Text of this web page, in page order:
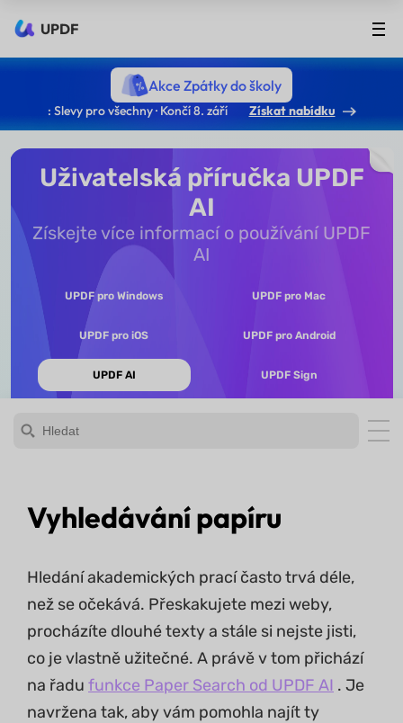
UPDF
Akce Zpátky do školy
: Slevy pro všechny · Končí 8. září Získat nabídku
Uživatelská příručka UPDF
AI
Získejte více informací o používání UPDF
AI
UPDF pro Windows UPDF pro Mac
UPDF pro iOS UPDF pro Android
UPDF AI UPDF Sign
Vyhledávání papíru
Hledání akademických prací často trvá déle,
než se očekává. Přeskakujete mezi weby,
procházíte dlouhé texty a stále si nejste jisti,
co je vlastně užitečné. A právě v tom přichází
na řadu funkce Paper Search od UPDF AI . Je
navržena tak, aby vám pomohla najít ty